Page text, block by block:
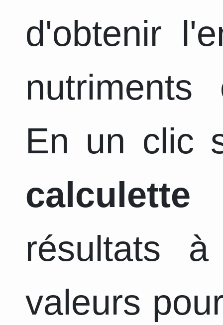
d'obtenir
En un clic
calculette
résultats
valeurs